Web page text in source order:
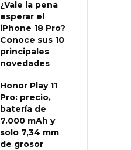
¿Vale la pena
esperar el
iPhone 18 Pro?
Conoce sus 10
principales
novedades
Honor Play 11
Pro: precio,
batería de
7.000 mAh y
solo 7,34 mm
de grosor